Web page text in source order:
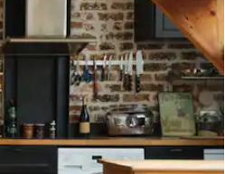
ou en appuyant et en faisant glisser.